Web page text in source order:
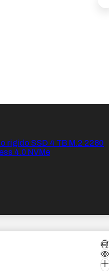
rigido SSD 4 TB M.2 2280
4.0 NVMe